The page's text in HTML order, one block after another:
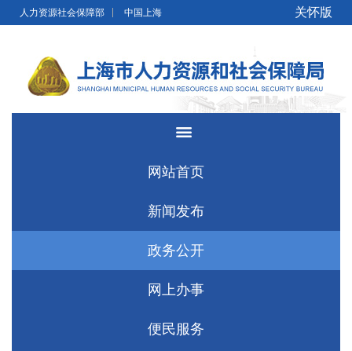
无障碍操作说明 跳转到网站导航区
人力资源社会保障部 中国上海 关怀版
网站首页
新闻发布
政务公开
网上办事
便民服务